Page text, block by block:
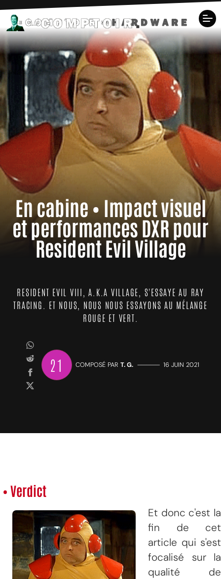
En cabine • Impact visuel
et performances DXR pour
Resident Evil Village
RESIDENT EVIL VIII, A.K.A VILLAGE, S'ESSAYE AU RAY
TRACING. ET NOUS, NOUS NOUS ESSAYONS AU MÉLANGE
ROUGE ET VERT.
21 COMPOSÉ PAR T. G. ————— 16 JUIN 2021
• Verdict
Et donc c'est la
fin de cet
article qui s'est
focalisé sur la
qualité de